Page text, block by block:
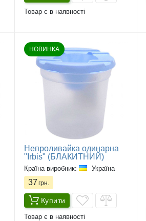
Товар є в наявності
НОВИНКА
Непроливайка одинарна
"Irbis" (БЛАКИТНИЙ)
Країна виробник: Україна
37 грн.
Купити
Товар є в наявності